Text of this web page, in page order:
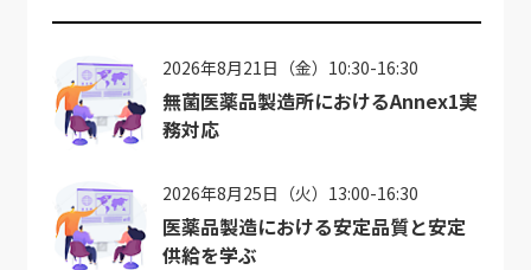
2026年8月21日（金）10:30-16:30
無菌医薬品製造所におけるAnnex1実
務対応
2026年8月25日（火）13:00-16:30
医薬品製造における安定品質と安定
供給を学ぶ